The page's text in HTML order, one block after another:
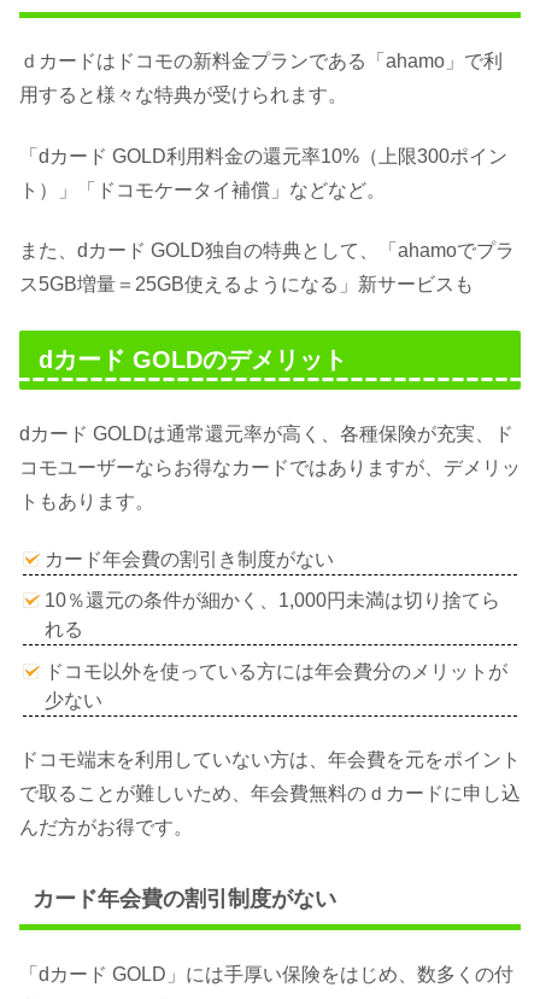
ｄカードはドコモの新料金プランである「ahamo」で利
用すると様々な特典が受けられます。
「dカード GOLD利用料金の還元率10%（上限300ポイン
ト）」「ドコモケータイ補償」などなど。
また、dカード GOLD独自の特典として、「ahamoでプラ
ス5GB増量＝25GB使えるようになる」新サービスも
dカード GOLDのデメリット
dカード GOLDは通常還元率が高く、各種保険が充実、ド
コモユーザーならお得なカードではありますが、デメリッ
トもあります。
カード年会費の割引き制度がない
10％還元の条件が細かく、1,000円未満は切り捨てら
れる
ドコモ以外を使っている方には年会費分のメリットが
少ない
ドコモ端末を利用していない方は、年会費を元をポイント
で取ることが難しいため、年会費無料のｄカードに申し込
んだ方がお得です。
カード年会費の割引制度がない
「dカード GOLD」には手厚い保険をはじめ、数多くの付